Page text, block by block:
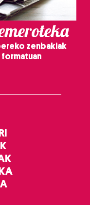
zenbakiak
formatuan